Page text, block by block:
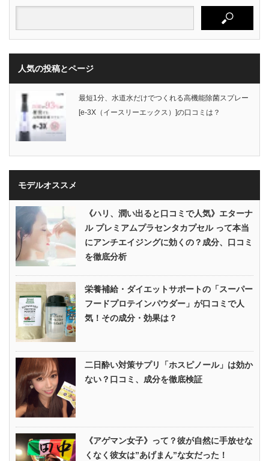
人気の投稿とページ
最短1分、水道水だけでつくれる高機能除菌スプレー
[e-3X（イースリーエックス）]の口コミは？
モデルオススメ
《ハリ、潤い出ると口コミで人気》エターナ
ル プレミアムプラセンタカプセル って本当
にアンチエイジングに効くの？成分、口コミ
を徹底分析
栄養補給・ダイエットサポートの「スーパー
フードプロテインパウダー」が口コミで人
気！その成分・効果は？
二日酔い対策サプリ「ホスピノール」は効か
ない？口コミ、成分を徹底検証
《アゲマン女子》って？彼が自然に手放せな
くなく彼女は”あげまん”な女だった！